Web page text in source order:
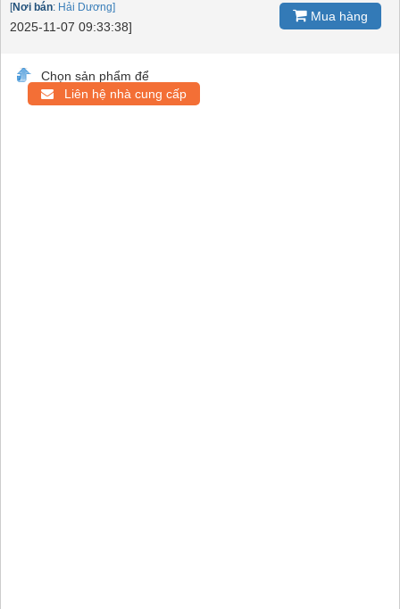
[Nơi bán: Hải Dương]
2025-11-07 09:33:38]
Mua hàng
Chọn sản phẩm để
Liên hệ nhà cung cấp